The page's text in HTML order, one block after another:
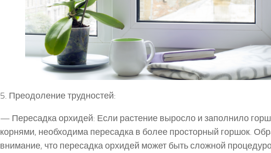
5. Преодоление трудностей:
— Пересадка орхидей: Если растение выросло и заполнило
корнями, необходима пересадка в более просторный горшок.
внимание, что пересадка орхидей может быть сложной